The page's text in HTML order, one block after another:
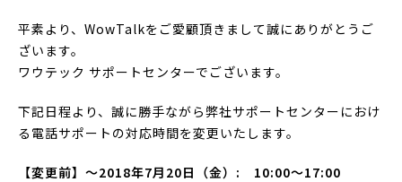
平素より、WowTalkをご愛顧頂きまして誠にありがとうご
ざいます。
ワウテック サポートセンターでございます。
下記日程より、誠に勝手ながら弊社サポートセンターにおけ
る電話サポートの対応時間を変更いたします。
【変更前】～2018年7月20日（金）: 10:00～17:00